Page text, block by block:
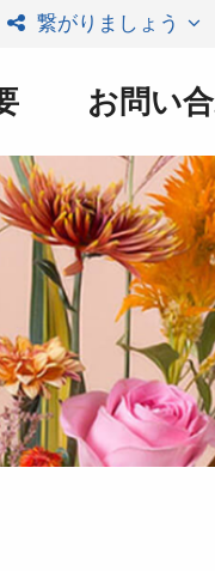
繋がりましょう
お問い